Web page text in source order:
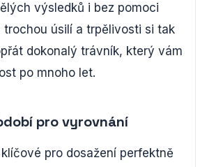
výsledků i bez pomoci
trochou úsilí a trpělivosti si tak
dokonalý trávník, který vám
po mnoho let.
pro vyrovnání
pro dosažení perfektně